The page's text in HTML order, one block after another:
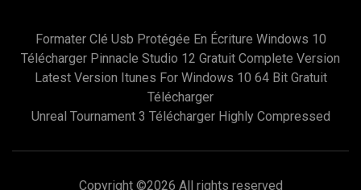
Formater Clé Usb Protégée En Écriture Windows 10
Télécharger Pinnacle Studio 12 Gratuit Complete Version
Latest Version Itunes For Windows 10 64 Bit Gratuit
Télécharger
Unreal Tournament 3 Télécharger Highly Compressed
Copyright ©2026 All rights reserved